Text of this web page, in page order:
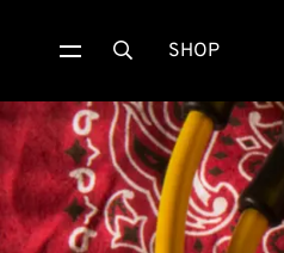
 SHOP